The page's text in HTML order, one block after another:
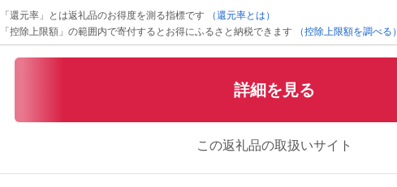
還元率」とは返礼品のお得度を測る指標です
（還元率とは）
控除上限額」の範囲内で寄付するとお得にふるさと納税できます
（控除上限額を調べる）
詳細を見る
この返礼品の取扱いサイト